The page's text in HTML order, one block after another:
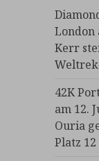
London
Kerr
42K
am 12.
Ouria
Platz 12